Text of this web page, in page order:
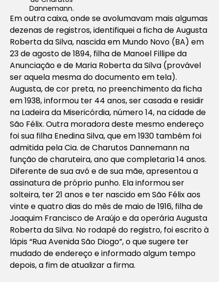
Dannemann.
Em outra caixa, onde se avolumavam mais algumas
dezenas de registros, identifiquei a ficha de Augusta
Roberta da Silva, nascida em Mundo Novo (BA) em
23 de agosto de 1894, filha de Manoel Fillipe da
Anunciação e de Maria Roberta da Silva (provável
ser aquela mesma do documento em tela).
Augusta, de cor preta, no preenchimento da ficha
em 1938, informou ter 44 anos, ser casada e residir
na Ladeira da Misericórdia, número 14, na cidade de
São Félix. Outra moradora deste mesmo endereço
foi sua filha Enedina Silva, que em 1930 também foi
admitida pela Cia. de Charutos Dannemann na
função de charuteira, ano que completaria 14 anos.
Diferente de sua avó e de sua mãe, apresentou a
assinatura de próprio punho. Ela informou ser
solteira, ter 21 anos e ter nascido em São Félix aos
vinte e quatro dias do mês de maio de 1916, filha de
Joaquim Francisco de Araújo e da operária Augusta
Roberta da Silva. No rodapé do registro, foi escrito à
lápis “Rua Avenida São Diogo”, o que sugere ter
mudado de endereço e informado algum tempo
depois, a fim de atualizar a firma.